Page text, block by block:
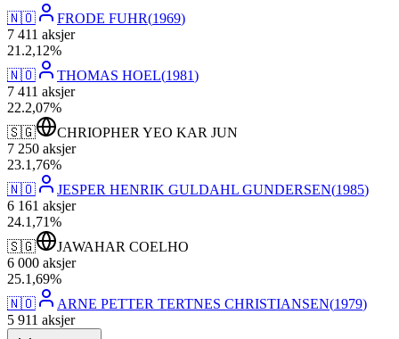
🇳🇴
FRODE FUHR(1969)
7 411 aksjer
21 .2,12%
🇳🇴
THOMAS HOEL(1981)
7 411 aksjer
22.2,07%
🇸🇬
CHRIOPHER YEO KAR JUN
7 250 aksjer
23.1,76%
🇳🇴
JESPER HENRIK GULDAHL GUNDERSEN(1985)
6 161 aksjer
24.1,71%
🇸🇬
JAWAHAR COELHO
6 000 aksjer
25.1,69%
🇳🇴
ARNE PETTER TERTNES CHRISTIANSEN(1979)
5 911 aksjer